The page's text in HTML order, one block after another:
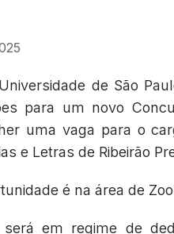
de São
para um novo
uma vaga para o
e Letras de Ribeirão
é na área de
em regime de